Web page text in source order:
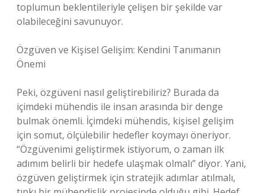
toplumun beklentileriyle çelişen bir şekilde var
olabileceğini savunuyor.
Özgüven ve Kişisel Gelişim: Kendini Tanımanın
Önemi
Peki, özgüveni nasıl geliştirebiliriz? Burada da
içimdeki mühendis ile insan arasında bir denge
bulmak önemli. İçimdeki mühendis, kişisel gelişim
için somut, ölçülebilir hedefler koymayı öneriyor.
“Özgüvenimi geliştirmek istiyorum, o zaman ilk
adımım belirli bir hedefe ulaşmak olmalı” diyor. Yani,
özgüven geliştirmek için stratejik adımlar atılmalı,